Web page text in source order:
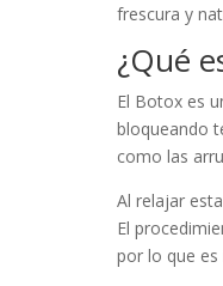
frescura y
¿Qué
El Botox es
bloqueando
como las
Al relajar
El
por lo que